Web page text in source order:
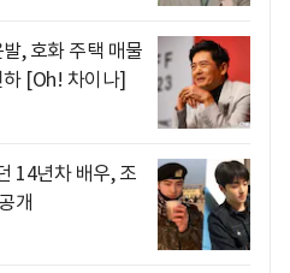
, 호화 주택 매물
하 [Oh! 차이나]
14년차 배우, 조
개